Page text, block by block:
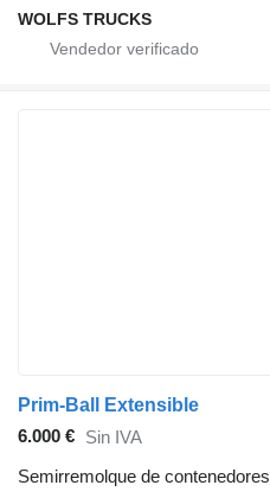
WOLFS TRUCKS
Prim-Ball Extensible
6.000 € Sin IVA
Semirremolque de contenedores